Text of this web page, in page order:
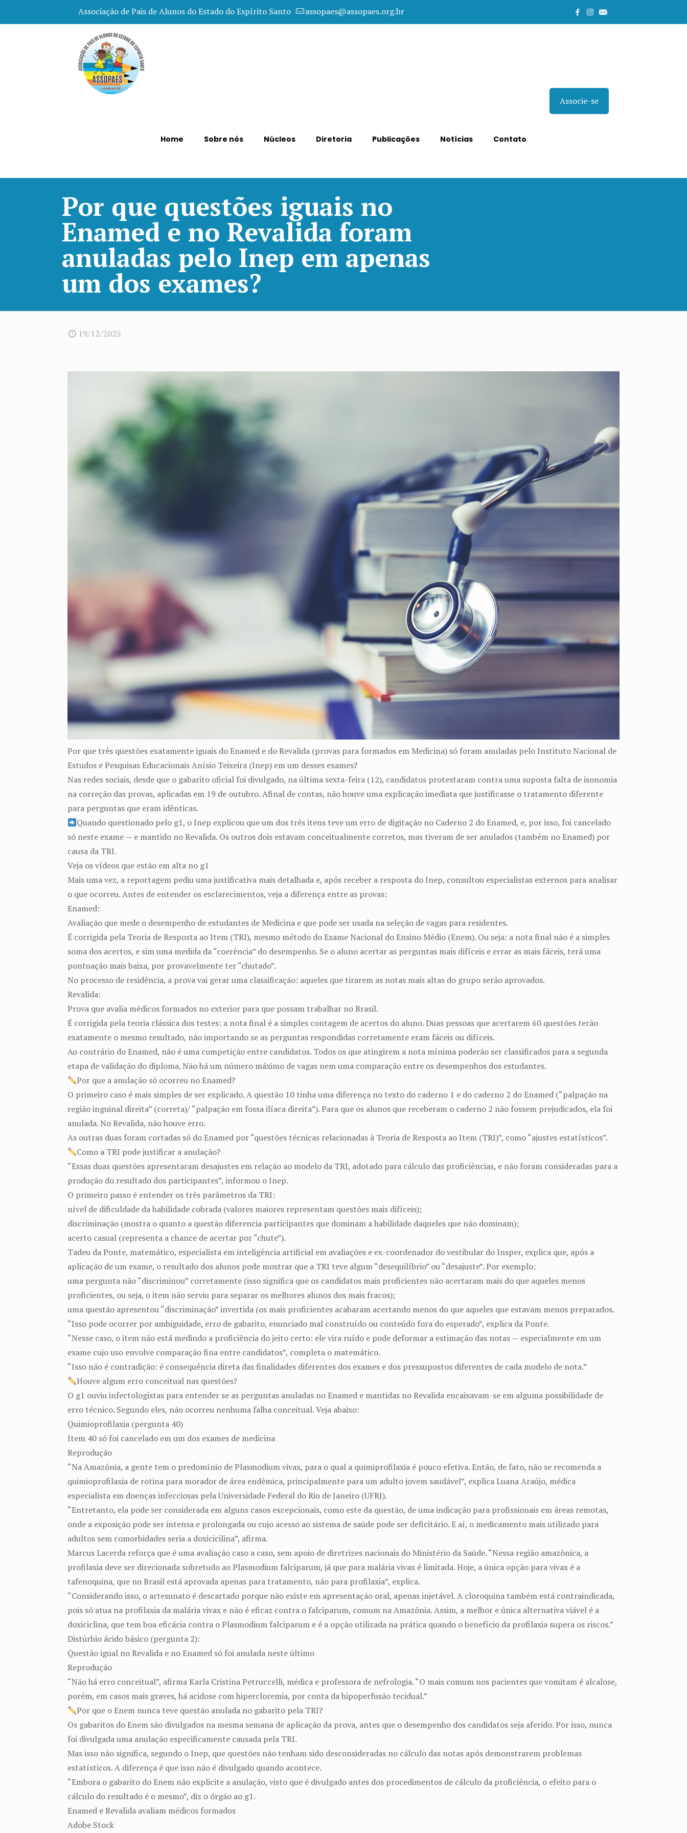
Associação de Pais de Alunos do Estado do Espírito Santo assopaes@assopaes.org.br
Home Sobre nós Núcleos Diretoria Publicações Notícias Contato
Associe-se
Por que questões iguais no
Enamed e no Revalida foram
anuladas pelo Inep em apenas
um dos exames?
19/12/2025
Por que três questões exatamente iguais do Enamed e do Revalida (provas para formados em Medicina) só foram anuladas pelo Instituto Nacional de
Estudos e Pesquisas Educacionais Anísio Teixeira (Inep) em um desses exames?
Nas redes sociais, desde que o gabarito oficial foi divulgado, na última sexta-feira (12), candidatos protestaram contra uma suposta falta de isonomia
na correção das provas, aplicadas em 19 de outubro. Afinal de contas, não houve uma explicação imediata que justificasse o tratamento diferente
para perguntas que eram idênticas.
Quando questionado pelo g1, o Inep explicou que um dos três itens teve um erro de digitação no Caderno 2 do Enamed, e, por isso, foi cancelado
só neste exame — e mantido no Revalida. Os outros dois estavam conceitualmente corretos, mas tiveram de ser anulados (também no Enamed) por
causa da TRI.
Veja os vídeos que estão em alta no g1
Mais uma vez, a reportagem pediu uma justificativa mais detalhada e, após receber a resposta do Inep, consultou especialistas externos para analisar
o que ocorreu. Antes de entender os esclarecimentos, veja a diferença entre as provas:
Enamed:
Avaliação que mede o desempenho de estudantes de Medicina e que pode ser usada na seleção de vagas para residentes.
É corrigida pela Teoria de Resposta ao Item (TRI), mesmo método do Exame Nacional do Ensino Médio (Enem). Ou seja: a nota final não é a simples
soma dos acertos, e sim uma medida da “coerência” do desempenho. Se o aluno acertar as perguntas mais difíceis e errar as mais fáceis, terá uma
pontuação mais baixa, por provavelmente ter “chutado”.
No processo de residência, a prova vai gerar uma classificação: aqueles que tirarem as notas mais altas do grupo serão aprovados.
Revalida:
Prova que avalia médicos formados no exterior para que possam trabalhar no Brasil.
É corrigida pela teoria clássica dos testes: a nota final é a simples contagem de acertos do aluno. Duas pessoas que acertarem 60 questões terão
exatamente o mesmo resultado, não importando se as perguntas respondidas corretamente eram fáceis ou difíceis.
Ao contrário do Enamed, não é uma competição entre candidatos. Todos os que atingirem a nota mínima poderão ser classificados para a segunda
etapa de validação do diploma. Não há um número máximo de vagas nem uma comparação entre os desempenhos dos estudantes.
Por que a anulação só ocorreu no Enamed?
O primeiro caso é mais simples de ser explicado. A questão 10 tinha uma diferença no texto do caderno 1 e do caderno 2 do Enamed (“palpação na
região inguinal direita” (correta)/ “palpação em fossa ilíaca direita”). Para que os alunos que receberam o caderno 2 não fossem prejudicados, ela foi
anulada. No Revalida, não houve erro.
As outras duas foram cortadas só do Enamed por “questões técnicas relacionadas à Teoria de Resposta ao Item (TRI)”, como “ajustes estatísticos”.
Como a TRI pode justificar a anulação?
“Essas duas questões apresentaram desajustes em relação ao modelo da TRI, adotado para cálculo das proficiências, e não foram consideradas para a
produção do resultado dos participantes”, informou o Inep.
O primeiro passo é entender os três parâmetros da TRI:
nível de dificuldade da habilidade cobrada (valores maiores representam questões mais difíceis);
discriminação (mostra o quanto a questão diferencia participantes que dominam a habilidade daqueles que não dominam);
acerto casual (representa a chance de acertar por “chute”).
Tadeu da Ponte, matemático, especialista em inteligência artificial em avaliações e ex-coordenador do vestibular do Insper, explica que, após a
aplicação de um exame, o resultado dos alunos pode mostrar que a TRI teve algum “desequilíbrio” ou “desajuste”. Por exemplo:
uma pergunta não “discriminou” corretamente (isso significa que os candidatos mais proficientes não acertaram mais do que aqueles menos
proficientes, ou seja, o item não serviu para separar os melhores alunos dos mais fracos);
uma questão apresentou “discriminação” invertida (os mais proficientes acabaram acertando menos do que aqueles que estavam menos preparados.
“Isso pode ocorrer por ambiguidade, erro de gabarito, enunciado mal construído ou conteúdo fora do esperado”, explica da Ponte.
“Nesse caso, o item não está medindo a proficiência do jeito certo: ele vira ruído e pode deformar a estimação das notas — especialmente em um
exame cujo uso envolve comparação fina entre candidatos”, completa o matemático.
“Isso não é contradição: é consequência direta das finalidades diferentes dos exames e dos pressupostos diferentes de cada modelo de nota.”
Houve algum erro conceitual nas questões?
O g1 ouviu infectologistas para entender se as perguntas anuladas no Enamed e mantidas no Revalida encaixavam-se em alguma possibilidade de
erro técnico. Segundo eles, não ocorreu nenhuma falha conceitual. Veja abaixo:
Quimioprofilaxia (pergunta 40)
Item 40 só foi cancelado em um dos exames de medicina
Reprodução
“Na Amazônia, a gente tem o predomínio de Plasmodium vivax, para o qual a quimiprofilaxia é pouco efetiva. Então, de fato, não se recomenda a
quimioprofilaxia de rotina para morador de área endêmica, principalmente para um adulto jovem saudável”, explica Luana Araújo, médica
especialista em doenças infecciosas pela Universidade Federal do Rio de Janeiro (UFRJ).
“Entretanto, ela pode ser considerada em alguns casos excepcionais, como este da questão, de uma indicação para profissionais em áreas remotas,
onde a exposição pode ser intensa e prolongada ou cujo acesso ao sistema de saúde pode ser deficitário. E aí, o medicamento mais utilizado para
adultos sem comorbidades seria a doxicicilina”, afirma.
Marcus Lacerda reforça que é uma avaliação caso a caso, sem apoio de diretrizes nacionais do Ministério da Saúde. “Nessa região amazônica, a
profilaxia deve ser direcionada sobretudo ao Plasmodium falciparum, já que para malária vivax é limitada. Hoje, a única opção para vivax é a
tafenoquina, que no Brasil está aprovada apenas para tratamento, não para profilaxia”, explica.
“Considerando isso, o artesunato é descartado porque não existe em apresentação oral, apenas injetável. A cloroquina também está contraindicada,
pois só atua na profilaxia da malária vivax e não é eficaz contra o falciparum, comum na Amazônia. Assim, a melhor e única alternativa viável é a
doxiciclina, que tem boa eficácia contra o Plasmodium falciparum e é a opção utilizada na prática quando o benefício da profilaxia supera os riscos.”
Distúrbio ácido básico (pergunta 2):
Questão igual no Revalida e no Enamed só foi anulada neste último
Reprodução
“Não há erro conceitual”, afirma Karla Cristina Petruccelli, médica e professora de nefrologia. “O mais comum nos pacientes que vomitam é alcalose,
porém, em casos mais graves, há acidose com hipercloremia, por conta da hipoperfusão tecidual.”
Por que o Enem nunca teve questão anulada no gabarito pela TRI?
Os gabaritos do Enem são divulgados na mesma semana de aplicação da prova, antes que o desempenho dos candidatos seja aferido. Por isso, nunca
foi divulgada uma anulação especificamente causada pela TRI.
Mas isso não significa, segundo o Inep, que questões não tenham sido desconsideradas no cálculo das notas após demonstrarem problemas
estatísticos. A diferença é que isso não é divulgado quando acontece.
“Embora o gabarito do Enem não explicite a anulação, visto que é divulgado antes dos procedimentos de cálculo da proficiência, o efeito para o
cálculo do resultado é o mesmo”, diz o órgão ao g1.
Enamed e Revalida avaliam médicos formados
Adobe Stock